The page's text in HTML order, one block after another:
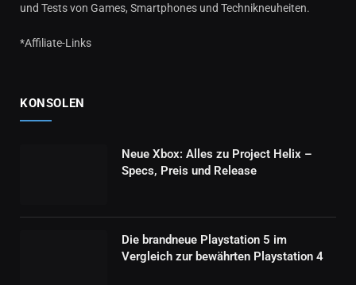
und Tests von Games, Smartphones und Technikneuheiten.
*Affiliate-Links
KONSOLEN
Neue Xbox: Alles zu Project Helix –
Specs, Preis und Release
Die brandneue Playstation 5 im
Vergleich zur bewährten Playstation 4